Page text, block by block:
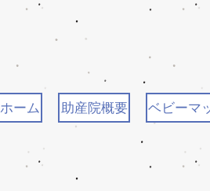
ホーム 助産院概要 ベビーマ